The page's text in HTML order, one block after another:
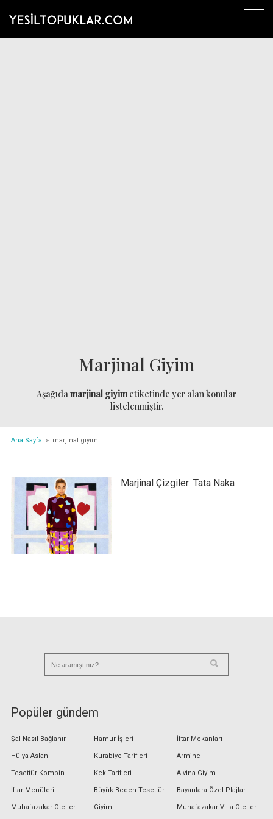
Marjinal Giyim
Aşağıdamarjinal giyimetiketinde yer alan konular
listelenmiştir.
Ana Sayfa » marjinal giyim
Marjinal Çizgiler: Tata Naka
Popüler gündem
Şal Nasıl Bağlanır
Hülya Aslan
Tesettür Kombin
İftar Menüleri
Muhafazakar Oteller
Hamur İşleri
Kurabiye Tarifleri
Kek Tarifleri
Büyük Beden Tesettür
Giyim
İftar Mekanları
Armine
Alvina Giyim
Bayanlara Özel Plajlar
Muhafazakar Villa Oteller